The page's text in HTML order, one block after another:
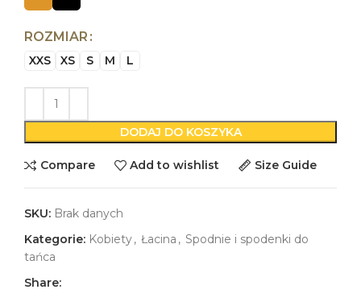
ROZMIAR
XXS XS S M L
DODAJ DO KOSZYKA
Compare Add to wishlist Size Guide
SKU: Brak danych
Kategorie: Kobiety, Łacina , Spodnie i spodenki do
tańca
Share: